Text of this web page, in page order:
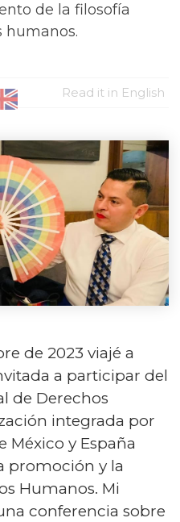
de la filosofía
humanos.
Read it in English
de 2023 viajé a
a participar del
de Derechos
integrada por
México y España
promoción y la
Humanos. Mi
conferencia sobre